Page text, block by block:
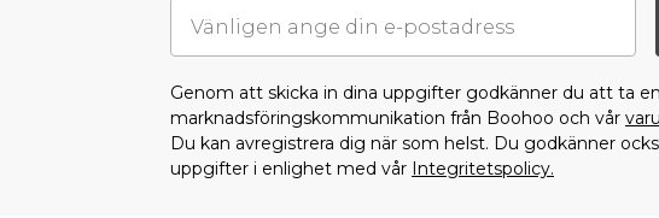
Genom att skicka in dina uppgifter godkänner du att ta
marknadsföringskommunikation från Boohoo och vår
Du kan avregistrera dig när som helst. Du godkänner
uppgifter i enlighet med vår Integritetspolicy.